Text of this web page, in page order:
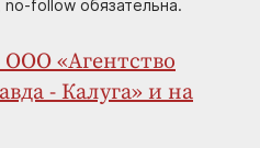
follow обязательна.
«Агентство
- Калуга» и на